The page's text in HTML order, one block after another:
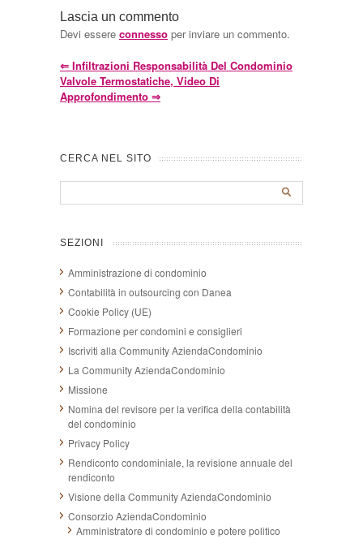
Lascia un commento
Devi essere connesso per inviare un commento.
⇐ Infiltrazioni Responsabilità Del Condominio
Valvole Termostatiche, Video Di
Approfondimento ⇒
CERCA NEL SITO
SEZIONI
Amministrazione di condominio
Contabilità in outsourcing con Danea
Cookie Policy (UE)
Formazione per condomini e consiglieri
Iscriviti alla Community AziendaCondominio
La Community AziendaCondominio
Missione
Nomina del revisore per la verifica della contabilità
del condominio
Privacy Policy
Rendiconto condominiale, la revisione annuale del
rendiconto
Visione della Community AziendaCondominio
Consorzio AziendaCondominio
Amministratore di condominio e potere politico